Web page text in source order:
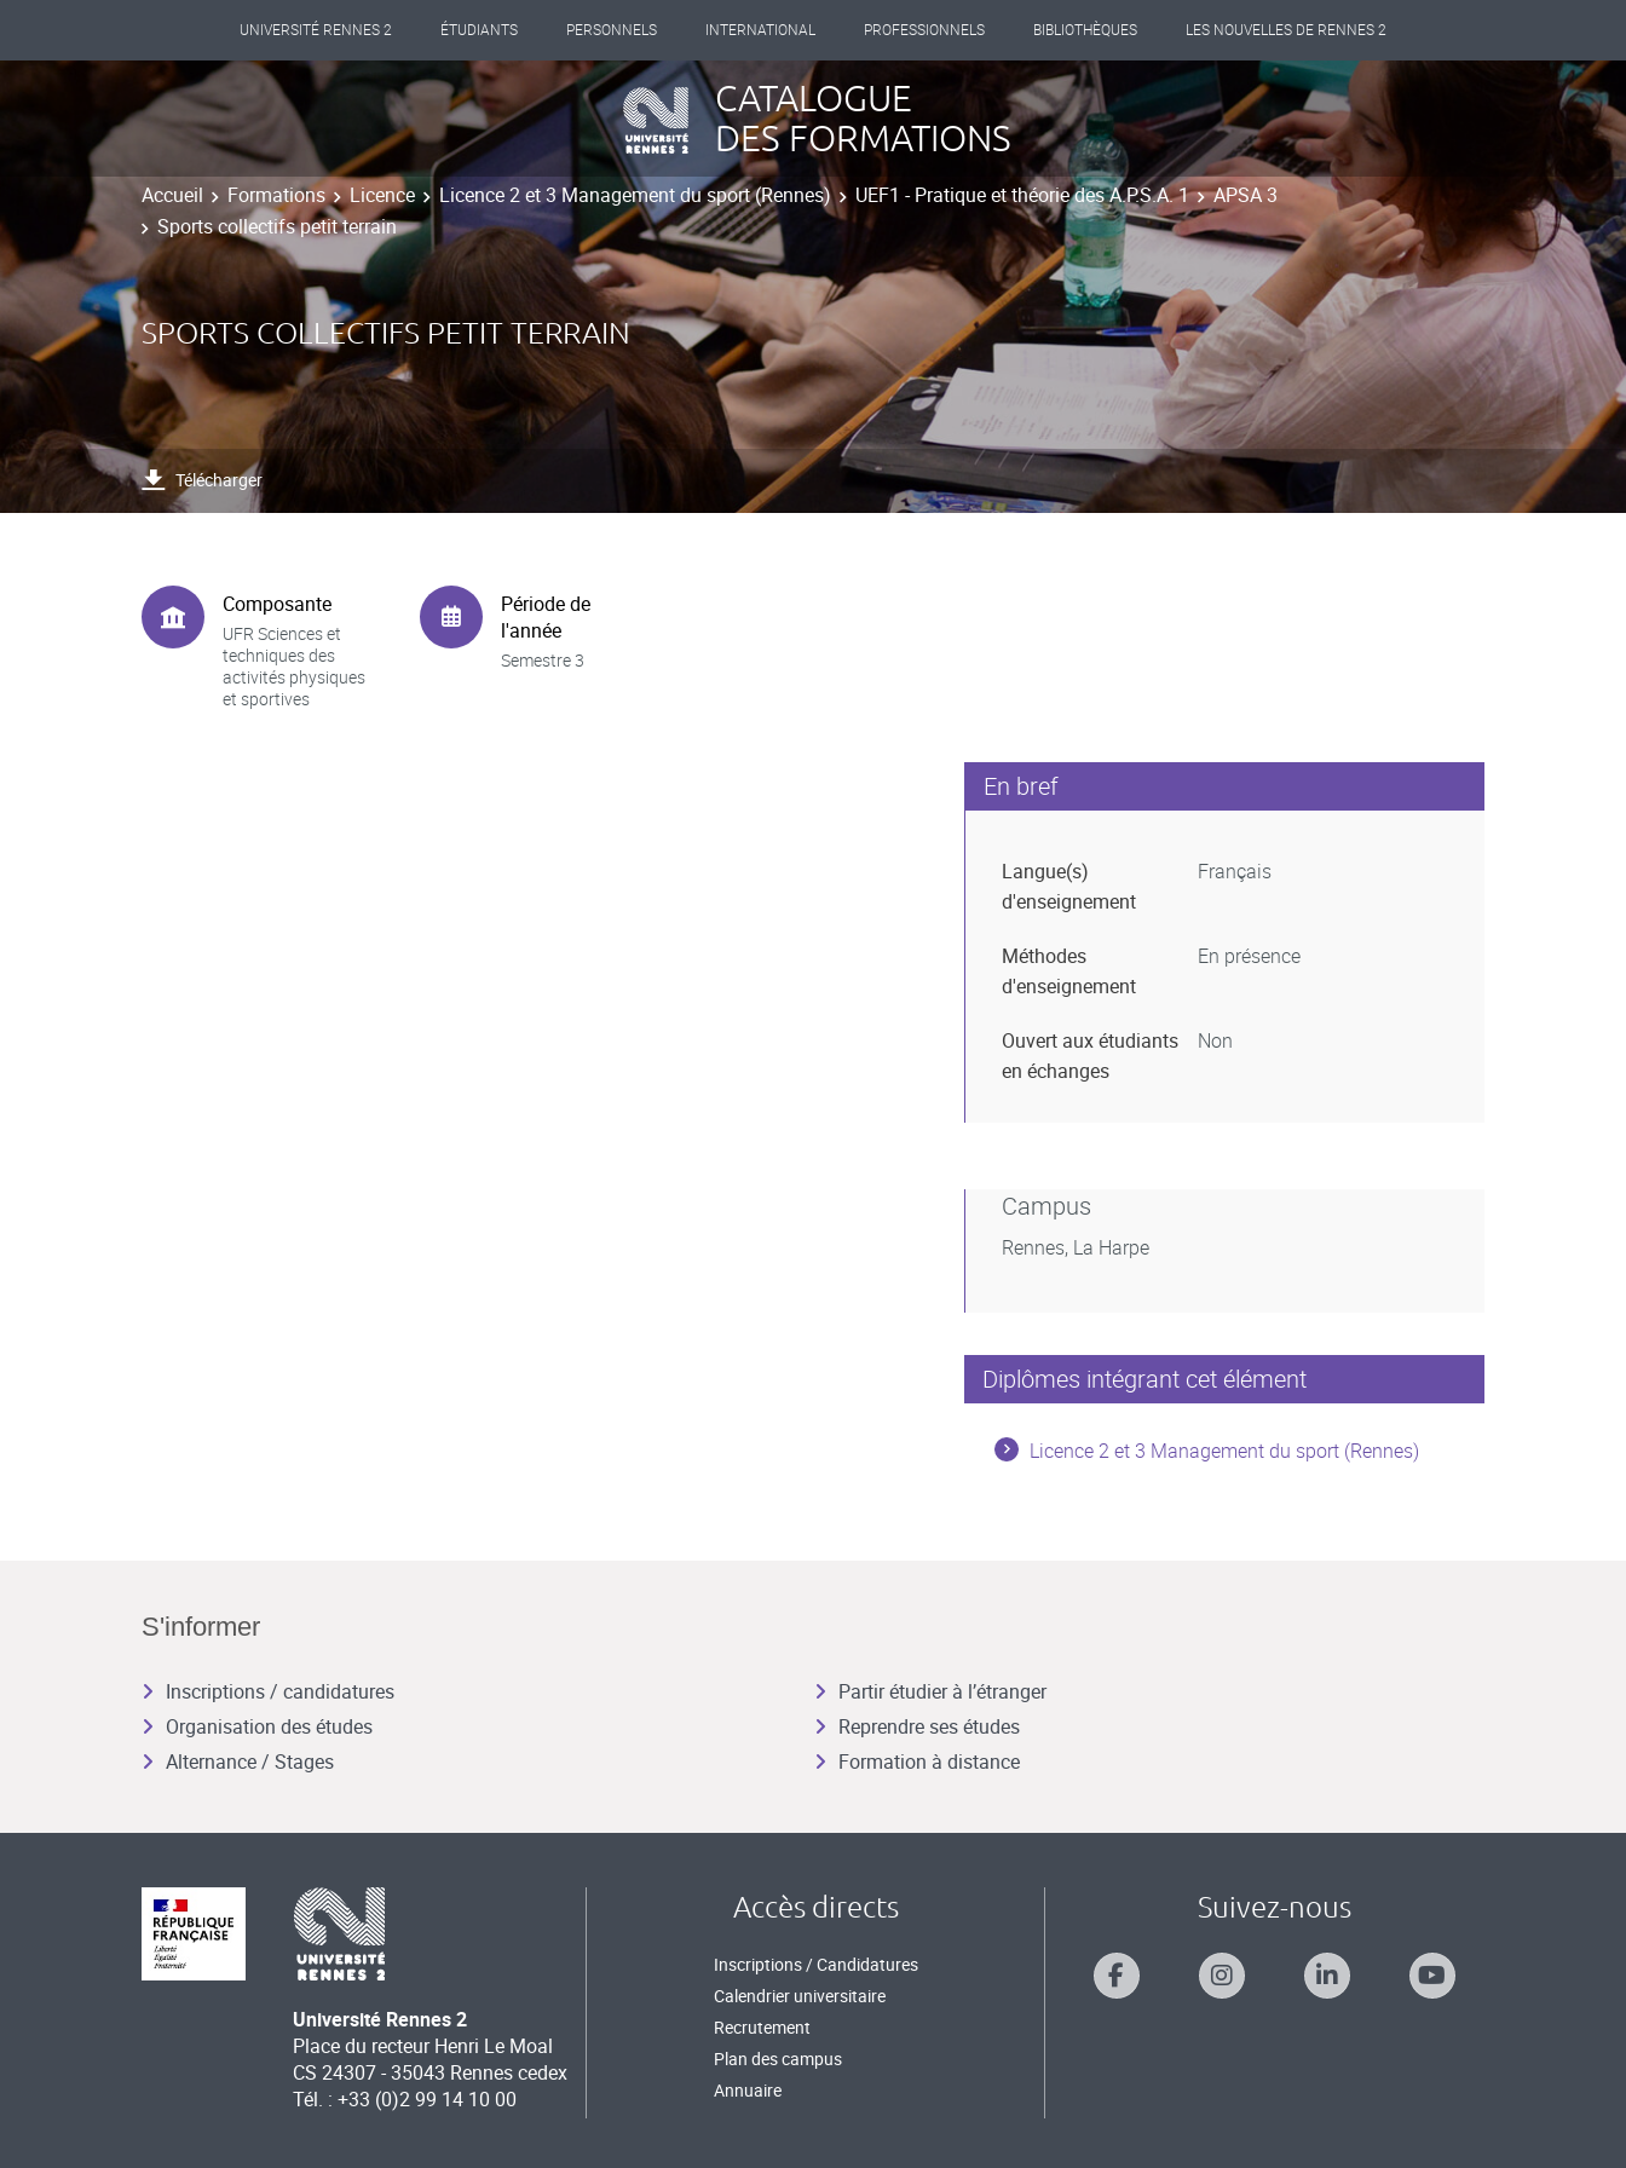
UNIVERSITÉ RENNES 2 ÉTUDIANTS PERSONNELS INTERNATIONAL PROFESSIONNELS BIBLIOTHÈQUES LES NOUVELLES DE RENNES 2
CATALOGUE
DES FORMATIONS
Accueil Formations Licence Licence 2 et 3 Management du sport (Rennes) UEF1 - Pratique et théorie des A.P.S.A. 1
APSA 3
Sports collectifs petit terrain
SPORTS COLLECTIFS PETIT TERRAIN
Télécharger
Composante
UFR Sciences et
techniques des
activités physiques
et sportives
Période de
l'année
Semestre 3
En bref
Langue(s)
d'enseignement
Français
Méthodes
d'enseignement
En présence
Ouvert aux étudiants
en échanges
Non
Campus
Rennes, La Harpe
Diplômes intégrant cet élément
Licence 2 et 3 Management du sport (Rennes)
S'informer
Inscriptions / candidatures
Organisation des études
Alternance / Stages
Partir étudier à l’étranger
Reprendre ses études
Formation à distance
Université Rennes 2
Place du recteur Henri Le Moal
CS 24307 - 35043 Rennes cedex
Tél. : +33 (0)2 99 14 10 00
Accès directs
Inscriptions / Candidatures
Calendrier universitaire
Recrutement
Plan des campus
Annuaire
Suivez-nous